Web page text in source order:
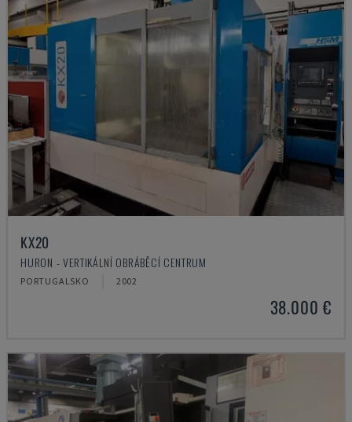
KX20
HURON - VERTIKÁLNÍ OBRÁBĚCÍ CENTRUM
PORTUGALSKO 2002
38.000 €